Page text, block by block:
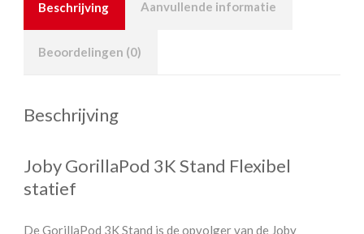
Beschrijving Aanvullende informatie
Beoordelingen (0)
Beschrijving
Joby GorillaPod 3K Stand Flexibel
statief
De GorillaPod 3K Stand is de opvolger van de Joby